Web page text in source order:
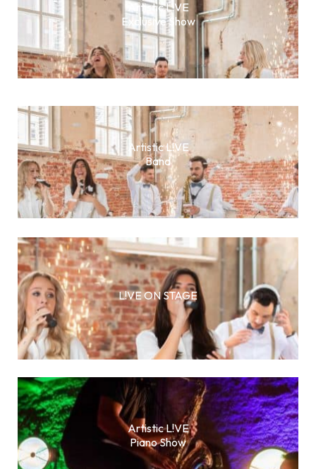
Artistic L!VE
Exclusive Show
Artistic L!VE
Band
L!VE ON STAGE
Artistic L!VE
Piano Show